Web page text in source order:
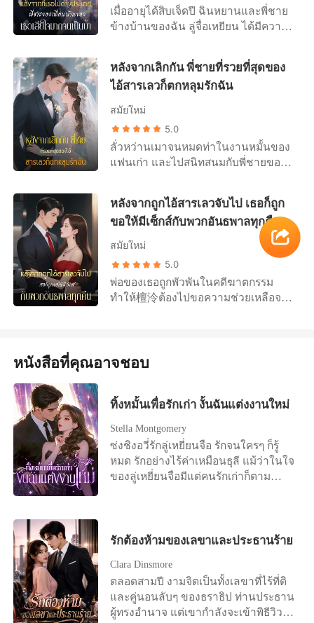
เมื่ออายุได้สิบเจ็ดปี ฉินหยานและพี่ชาย
ข้างบ้านของฉัน ลู่จื่อเหยียน ได้มีความ
ความสัมพันธ์ลับๆ ที่ไม่เปิดเผยให้ใครเห็น
วันนั้น เธออายๆ ถือกระดาษคำถามผิดๆ
ไปขอคำแนะนำจากเขา ความรักที่เพิ่ง
เริ่มต้นของสาวน้อยมีความรู้สึกแรงกล้า
ทำให้เธอสบายใจขึ้น เขาพูดว่า “ไม่ต้อง
กังวลนะ จะไม่เจ็บเลย” ความวิตกกังวล
และการต่อต้านของเธอละลายไปในรอย
จากวันนั้นทุกครั้งที่ฉินหยานไปหาที่บ้าน
เขา เขาจะทักทายด้วยเสียงหัวเราะว่า
“พี่ชายช่วยเธอแก้โจทย์ยากๆ งั้นเธอจะ
ให้รางวัลพี่ชายหน่อยได้ไหม?” เธอหน้า
แดงและตกลง เขาจะจูบหน้าผากของ
ดีจริงๆ พี่รักเธอมากนะ” เขาบอกว่าเมื่อ
เธอสอบติดมหาวิทยาลัยของเขาแล้ว
ได้ยินเสียงของเขาที่ดูไม่แยแสและ
ยานแค่เป็นน้องสาวข้างบ้าน” “ถ้าไม่ใช่
เพราะหยูเสียนไปเรียนต่างประเทศปีนี้
และเธอกับหยูเสียนมีใบหน้าคล้ายกัน
บ้าง จะด้วยรูปร่างที่ไม่สมส่วนของเธอ พี่
คงไม่คิดจะคบกับเธอ” “ตอนนี้หยูเสียนก
ลับมาแล้ว พี่ก็คงจะต้องเลิกยุ่งกับเธอไป
หลังจากเลิกกัน พี่ชายที่รวยที่สุดของ
ไอ้สารเลวก็ตกหลุมรักฉัน
สมัยใหม่
5.0
ลั่วหว่านเมาจนหมดท่าในงานหมั้นของ
แฟนเก่า และไปสนิทสนมกับพี่ชายของ
เป็นภรรยาคุณไม่ได้ ก็จะเป็นพี่สาวของ
คุณ” ชียั่นโจวพูดว่า “ฝันไปเถอะ” แต่
ร่างกายเขากลับตอบสนองไปแล้ว พวก
เขาตกลงกันว่าจะอยู่ด้วยกันแบบไม่
ผูกพันทางใจ แต่เมื่อเห็นผู้ชายคนอื่น
พยายามเข้าหาเธอ เขาก็เริ่มทนไม่ไหว
และเธอก็เริ่มมีความคิดที่ไม่ควรมี เมื่อ
เขาคอยปกป้องเธอทุกวิถีทาง เมื่อความ
สัมพันธ์ ลั่วหว่านไม่ร้องไห้หรือโวยวาย
หมั้นของลั่วหว่าน ชียั่นโจวควบคุมตัว
เองไม่ได้และคว้ามือเธอไว้ “หว่านหว่าน
ฉันเป็นคนที่เริ่มต้นกับเธอก่อน เธอเป็น
ของฉัน! เธอจะแต่งงานกับคนอื่นได้ยัง
ไง?” ลั่วหว่านยิ้มเบาๆ “คุณชี การ
แต่งงานไม่ใช่เรื่องของใครมาก่อนใคร”
หลังจากถูกไอ้สารเลวจับไป เธอก็ถูก
ขอให้มีเซ็กส์กับพวกอันธพาลทุกคืน
สมัยใหม่
5.0
พ่อของเธอถูกพัวพันในคดีฆาตกรรม
ทำให้檀泠ต้องไปขอความช่วยเหลือจาก
รักของ 段屿白 คนทั่วไปพูดว่า 段屿白
บนเตียงของเธอ ในยามค่ำคืน เขาจะ
เหนื่อยและหมดแรง ... ต่อมา檀泠ก็
หลงใหลในความอ่อนโยนที่ 段屿白
สร้างขึ้นจนอยากได้มากขึ้น แต่ก็พบว่า
เขามีคู่หมั้นที่มีความสำคัญอยู่แล้ว เธอ
มีชื่อเสียงในด้านศัลยกรรม ได้เกิดการ
ต่อสู้กันเพื่อแย่งชิงผู้หญิงคนเดียวกัน
หนังสือที่คุณอาจชอบ
ทิ้งหมั้นเพื่อรักเก่า งั้นฉันแต่งงานใหม่
Stella Montgomery
ซ่งชิงอวี่รักลู่เหยี่ยนจือ รักจนใครๆ ก็รู้
หมด รักอย่างไร้ค่าเหมือนธุลี แม้ว่าในใจ
ของลู่เหยี่ยนจือมีแต่คนรักเก่าก็ตาม
ซ่งชิงอวี่ก็ยังคงขอแต่งงานกับลู่เหยี่
รักเก่ากลับมา ลู่เหยี่ยนจือก็ไม่ปรากฏตัว
ที่ที่ว่าการอำเภอ หลังจากรักลู่เหยี่ยนจื
อมาเจ็ดปี ซ่งชิงอวี่ก็หมดหวังสิ้นเชิง เธอ
ได้บล็อกลู่เหยี่ยนจือแล้วหันหลังออกจาก
รักต้องห้ามของเลขาและประธานร้าย
Clara Dinsmore
ตลอดสามปี งามจิตเป็นทั้งเลขาที่ไร้ที่ติ
และคู่นอนลับๆ ของธราธิป ท่านประธาน
ผู้ทรงอำนาจ แต่เขากำลังจะเข้าพิธีวิวาห์